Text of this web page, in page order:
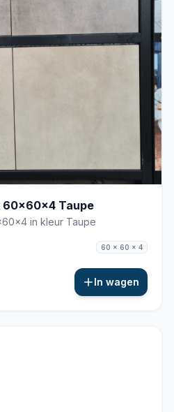
60x60x4 Taupe
in kleur Taupe
60 x 60 x 4
In wagen